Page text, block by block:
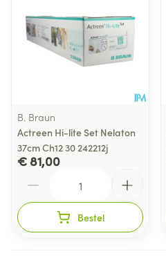
B. Braun
Actreen Hi-lite Set Nelaton
37cm Ch12 30 242212j
€ 81,00
Bestel